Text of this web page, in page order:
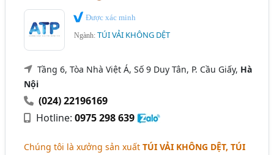
Được xác minh
Ngành:TÚI VẢI KHÔNG DỆT
Tầng 6, Tòa Nhà Việt Á, Số 9 Duy Tân, P. Cầu Giấy, Hà
Nội
(024) 22196169
Hotline:0975 298 639
Chúng tôi là xưởng sản xuấtTÚI VẢI KHÔNG DỆT, TÚI